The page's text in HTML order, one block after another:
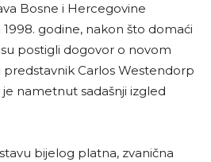
Bosne i Hercegovine
godine, nakon što domaći
postigli dogovor o novom
predstavnik Carlos Westendorp
nametnut sadašnji izgled
bijelog platna, zvanična